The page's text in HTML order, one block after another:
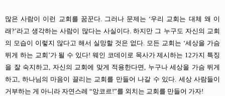
많은 사람이 이런 교회를 꿈꾼다. 그러나 문제는 ‘우리 교회는 대체 왜 이
래?’라고 생각하는 사람이 많다는 사실이다. 하지만 그 누구도 자신의 교회
의 모습이 이렇지 않다고 해서 실망할 것은 없다. 모든 교회는 ‘세상을 가슴
뛰게 하는 교회’가 될 수 있다! 웨인 코데이로 목사가 제시하는 12가지 특징
을 잘 숙지하고, 자신의 교회에 맞게 적용한다면, 누구나 세상을 가슴 뛰게
하고, 하나님의 마음이 끌리는 교회를 만들어 나갈 수 있다. 세상 사람들이
거부하는 게 아니라 자연스레 “앙코르!”를 외치는 교회를 만들어 가자!